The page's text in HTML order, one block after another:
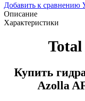
Добавить к сравнению
Описание
Характеристики
Total
Купить
Azolla